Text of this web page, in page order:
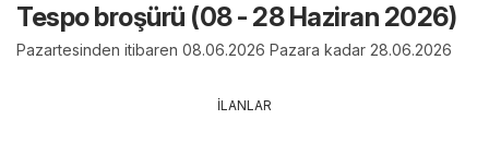
Tespo broşürü (08 - 28 Haziran 2026)
Pazartesinden itibaren 08.06.2026 Pazara kadar 28.06.2026
İLANLAR